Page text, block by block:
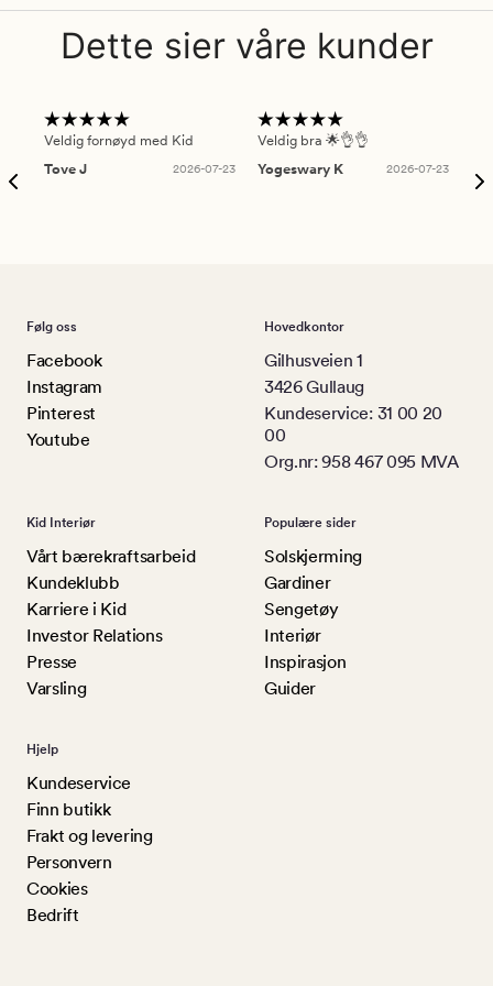
Dette sier våre kunder
Veldig fornøyd med Kid
Tove J
2026-07-23
Veldig bra 🌟👌👌
Yogeswary K
2026-07-23
Følg oss
Facebook
Instagram
Pinterest
Youtube
Hovedkontor
Gilhusveien 1
3426 Gullaug
Kundeservice: 31 00 20
00
Org.nr: 958 467 095 MVA
Kid Interiør
Vårt bærekraftsarbeid
Kundeklubb
Karriere i Kid
Investor Relations
Presse
Varsling
Populære sider
Solskjerming
Gardiner
Sengetøy
Interiør
Inspirasjon
Guider
Hjelp
Kundeservice
Finn butikk
Frakt og levering
Personvern
Cookies
Bedrift